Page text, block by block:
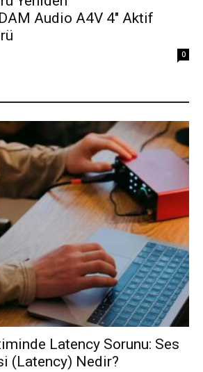
Audio A4V 4″ Aktif
0
Latency Sorunu: Ses
(Latency) Nedir?